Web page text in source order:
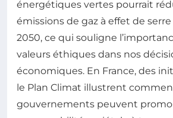
énergétiques vertes pourrait
émissions de gaz à effet de serre
2050, ce qui souligne
valeurs éthiques dans nos
économiques. En France, des
le Plan Climat illustrent
gouvernements peuvent